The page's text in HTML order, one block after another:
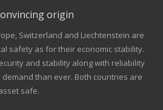
origin
Switzerland and Liechtenstein are
safety as for their economic stability.
and stability along with reliability
than ever. Both countries are
safe.
Kundenbewertungen und Erfahrungen zu
EM Global Service AG